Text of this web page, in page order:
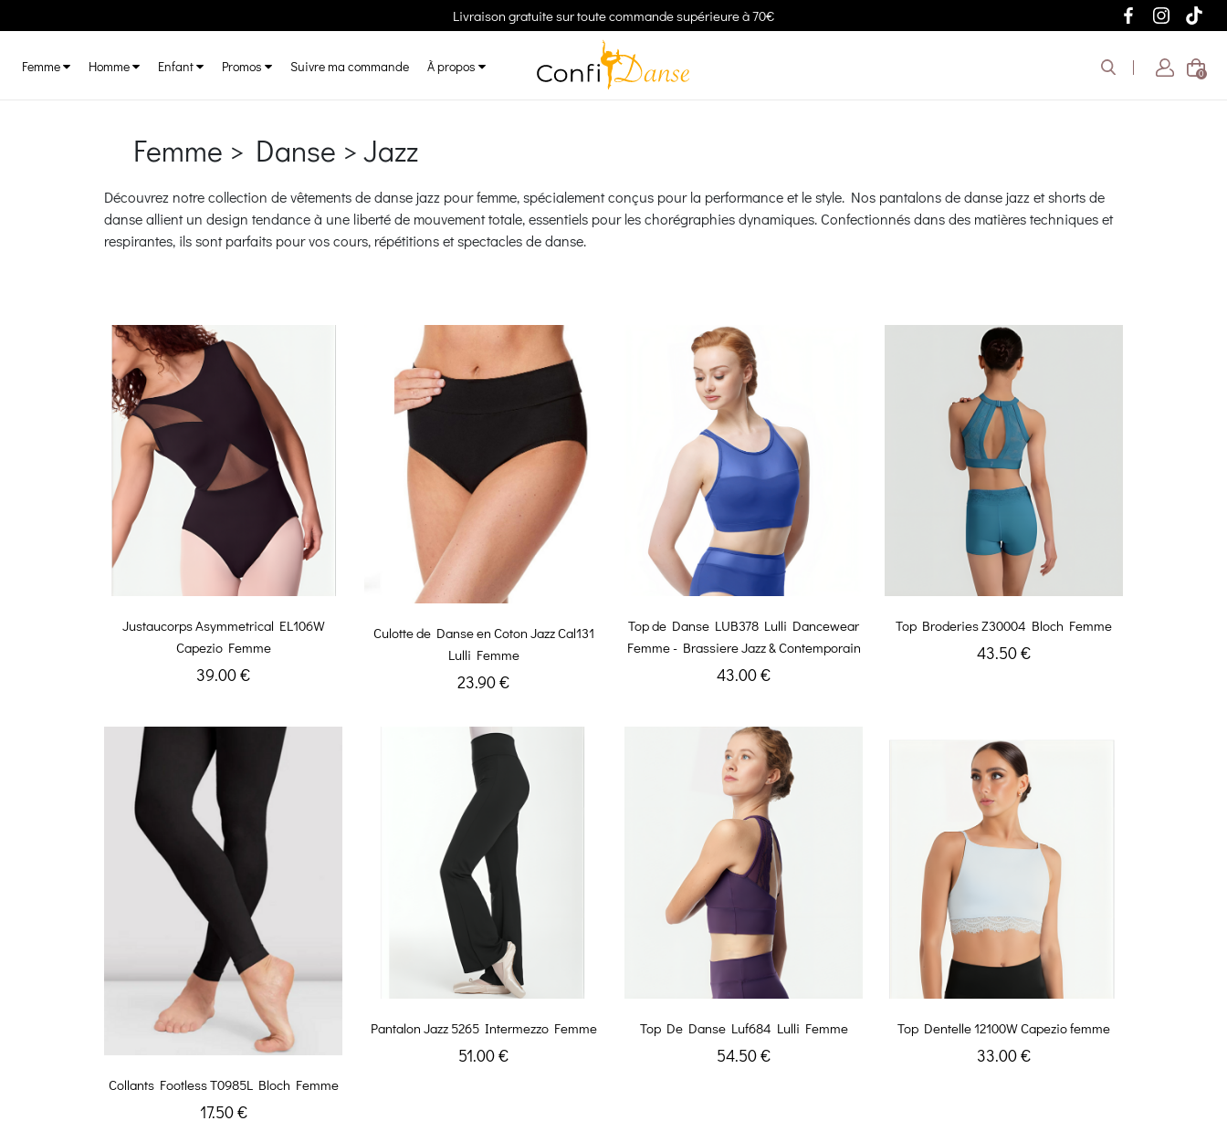
Livraison gratuite sur toute commande supérieure à 70€
Femme Homme Enfant Promos Suivre ma commande À propos 0
Femme > Danse > Jazz
Découvrez notre collection de vêtements de danse jazz pour femme, spécialement conçus pour la performance et le style. Nos pantalons de danse jazz et shorts de
danse allient un design tendance à une liberté de mouvement totale, essentiels pour les chorégraphies dynamiques. Confectionnés dans des matières techniques et
respirantes, ils sont parfaits pour vos cours, répétitions et spectacles de danse.
Justaucorps Asymmetrical EL106W
Capezio Femme
39.00 €
Culotte de Danse en Coton Jazz Cal131
Lulli Femme
23.90 €
Top de Danse LUB378 Lulli Dancewear
Femme - Brassiere Jazz & Contemporain
43.00 €
Top Broderies Z30004 Bloch Femme
43.50 €
Collants Footless T0985L Bloch Femme
17.50 €
Pantalon Jazz 5265 Intermezzo Femme
51.00 €
Top De Danse Luf684 Lulli Femme
54.50 €
Top Dentelle 12100W Capezio femme
33.00 €